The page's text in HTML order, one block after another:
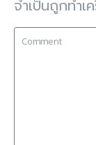
จำเป็นถูกทำเ